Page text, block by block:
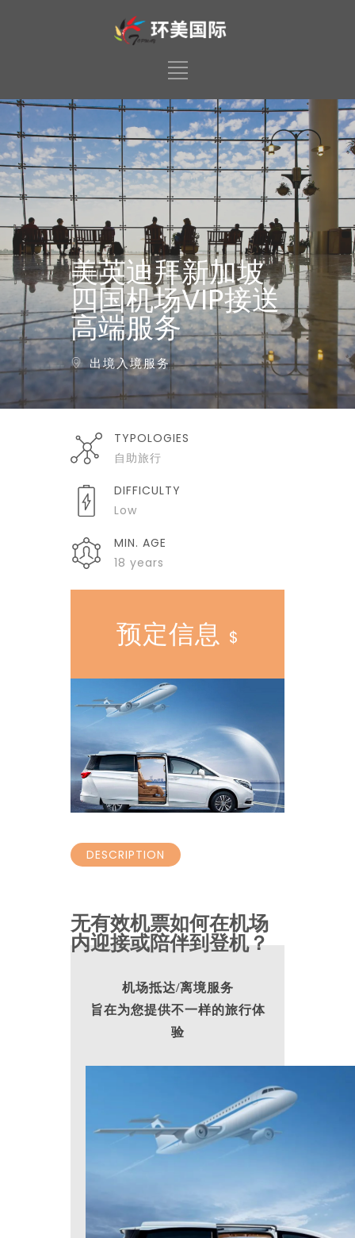
美英迪拜新加坡
四国机场VIP接送
高端服务
出境入境服务
TYPOLOGIES
自助旅行
DIFFICULTY
Low
MIN. AGE
18 years
预定信息 $
DESCRIPTION
无有效机票如何在机场
内迎接或陪伴到登机？
机场抵达/离境服务
旨在为您提供不一样的旅行体
验